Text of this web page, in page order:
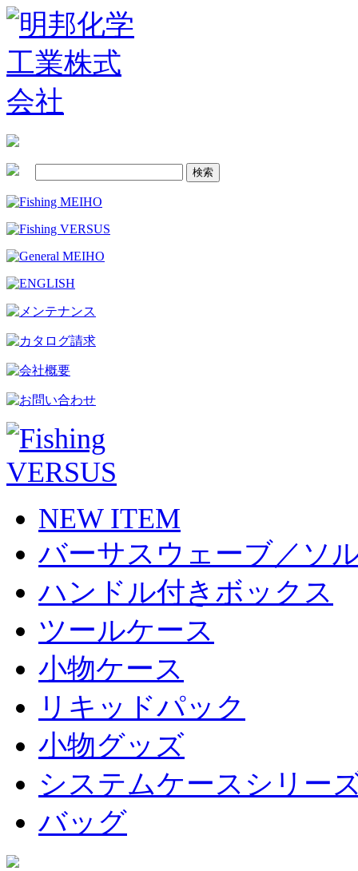
NEW ITEM
バーサスウェーブ／ソ
ハンドル付きボックス
ツールケース
小物ケース
リキッドパック
小物グッズ
システムケースシリー
バッグ